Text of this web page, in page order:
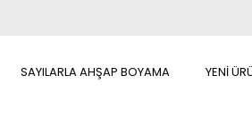
SAYILARLA AHŞAP BOYAMA YENİ